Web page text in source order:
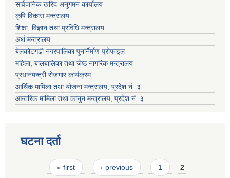
सार्वजनिक खरिद अनुगमन कार्यालय
कृषि विकास मन्त्रालय
शिक्षा, विज्ञान तथा प्रविधि मन्त्रालय
अर्थ मन्त्रालय
बेलकोटगढी नगरपालिका पुनर्निर्माण प्रोफाइल
महिला, बालबालिका तथा जेष्ठ नागरिक मन्त्रालय
प्रधानमन्त्री रोजगार कार्यक्रम
आर्थिक मामिला तथा योजना मन्त्रालय, प्रदेश नं. ३
आन्तरिक मामिला तथा कानुन मन्त्रालय, प्रदेश नं. ३
घटना दर्ता
Pages« first ‹ previous 1 2